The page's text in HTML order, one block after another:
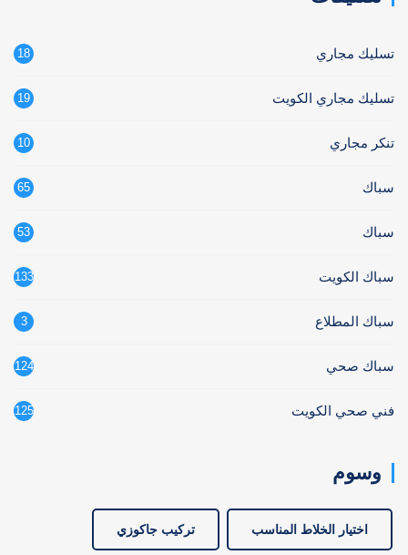
تسليك مجاري 18
تسليك مجاري الكويت 19
تنكر مجاري 10
سباك 65
سباك 53
سباك الكويت 133
سباك المطلاع 3
سباك صحي 124
فني صحي الكويت 125
وسوم
اختيار الخلاط المناسب تركيب جاكوزي